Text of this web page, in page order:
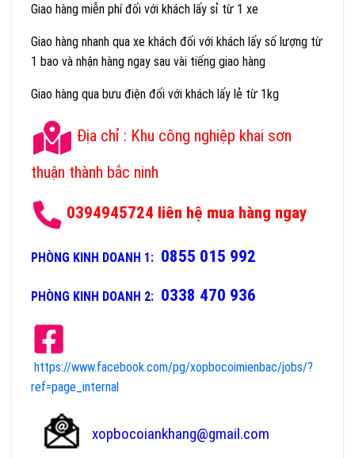
Giao hàng miễn phí đối với khách lấy sỉ từ 1 xe
Giao hàng nhanh qua xe khách đối với khách lấy số lượng từ
1 bao và nhận hàng ngay sau vài tiếng giao hàng
Giao hàng qua bưu điện đối với khách lấy lẻ từ 1kg
Địa chỉ : Khu công nghiệp khai sơn
thuận thành bắc ninh
0394945724 liên hệ mua hàng ngay
PHÒNG KINH DOANH 1: 0855 015 992
PHÒNG KINH DOANH 2: 0338 470 936
https://www.facebook.com/pg/xopbocoimienbac/jobs/?
ref=page_internal
xopbocoiankhang@gmail.com